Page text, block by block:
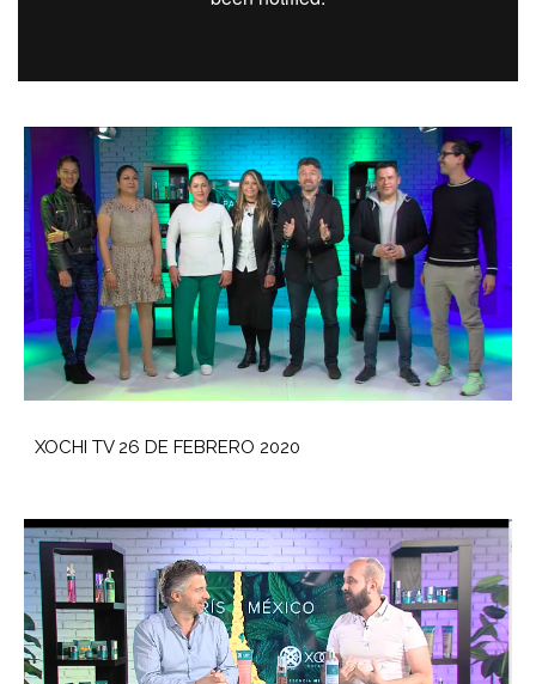
XOCHI TV 26 DE FEBRERO 2020